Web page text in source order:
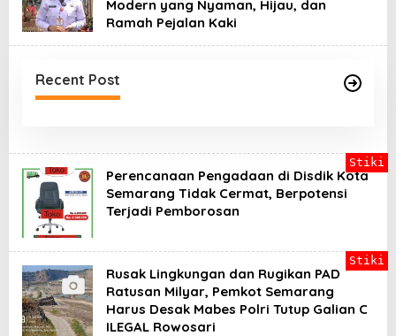
Modern yang Nyaman, Hijau, dan
Ramah Pejalan Kaki
Recent Post
Perencanaan Pengadaan di Disdik Kota
Semarang Tidak Cermat, Berpotensi
Terjadi Pemborosan
Stiki
Rusak Lingkungan dan Rugikan PAD
Ratusan Milyar, Pemkot Semarang
Harus Desak Mabes Polri Tutup Galian C
ILEGAL Rowosari
Stiki